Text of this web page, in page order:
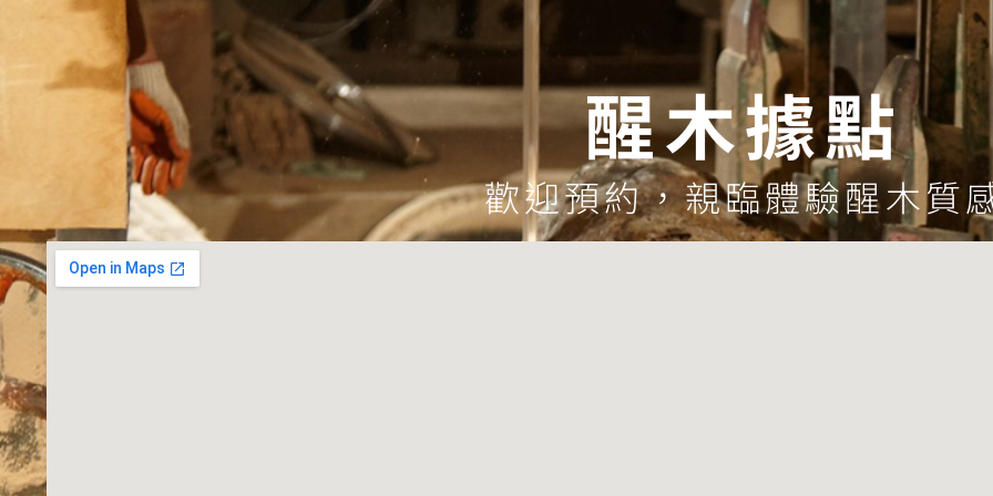
醒木據點
歡迎預約，親臨體驗醒木質